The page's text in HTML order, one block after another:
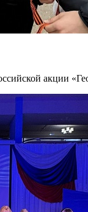
акции